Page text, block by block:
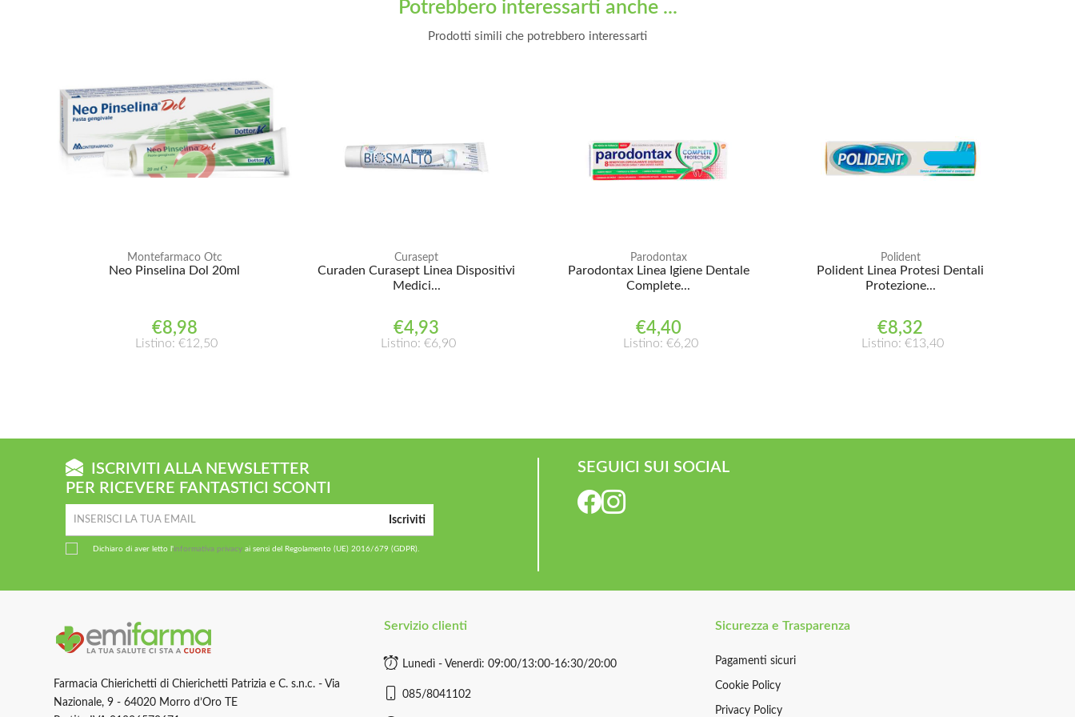
Potrebbero interessarti anche ...
Prodotti simili che potrebbero interessarti
Montefarmaco Otc
Neo Pinselina Dol 20ml
€8,98
Listino: €12,50
Curasept
Curaden Curasept Linea Dispositivi
Medici...
€4,93
Listino: €6,90
Parodontax
Parodontax Linea Igiene Dentale
Complete...
€4,40
Listino: €6,20
Polident
Polident Linea Protesi Dentali
Protezione...
€8,32
Listino: €13,40
ISCRIVITI ALLA NEWSLETTER
PER RICEVERE FANTASTICI SCONTI
Iscriviti
Dichiaro di aver letto l'informativa privacy ai sensi del Regolamento (UE) 2016/679 (GDPR).
SEGUICI SUI SOCIAL
Farmacia Chierichetti di Chierichetti Patrizia e C. s.n.c. - Via
Nazionale, 9 - 64020 Morro d’Oro TE
Servizio clienti
Lunedì - Venerdì: 09:00/13:00-16:30/20:00
085/8041102
Sicurezza e Trasparenza
Pagamenti sicuri
Cookie Policy
Privacy Policy